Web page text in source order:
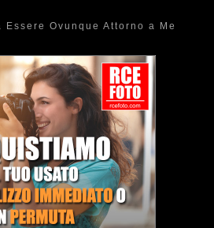
Essere Ovunque Attorno a Me